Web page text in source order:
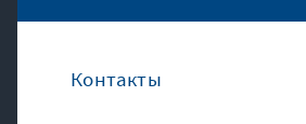
Контакты